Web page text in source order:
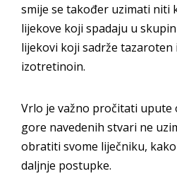
smije se također uzimati niti
lijekove koji spadaju u
lijekovi koji sadrže tazaroten
izotretinoin.
Vrlo je važno pročitati upute
gore navedenih stvari ne
obratiti svome liječniku,
daljnje postupke.